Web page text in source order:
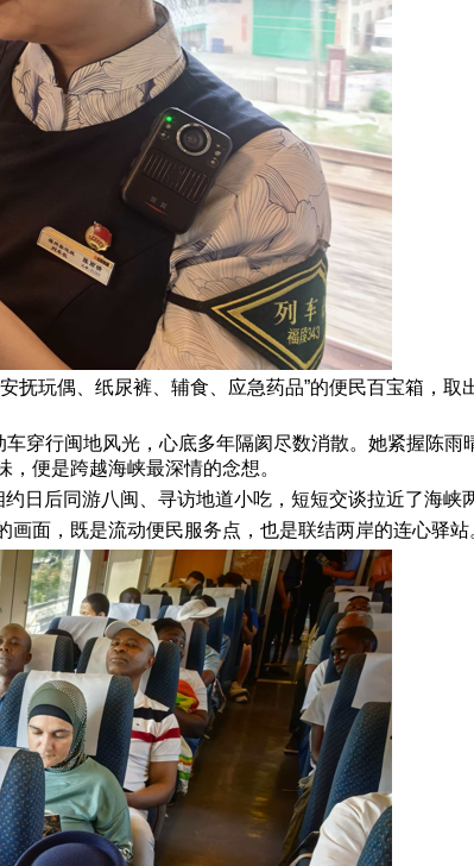
玩偶、纸尿裤、辅食、应急药品”的便民百宝箱，取
穿行闽地风光，心底多年隔阂尽数消散。她紧握陈雨
便是跨越海峡最深情的念想。
日后同游八闽、寻访地道小吃，短短交谈拉近了海峡
面，既是流动便民服务点，也是联结两岸的连心驿站